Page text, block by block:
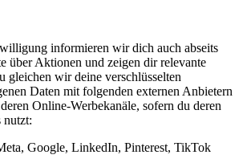
informieren wir dich auch abseits
über Aktionen und zeigen dir relevante
gleichen wir deine verschlüsselten
Daten mit folgenden externen Anbietern
Online-Werbekanäle, sofern du deren
nutzt:
Google, LinkedIn, Pinterest, TikTok